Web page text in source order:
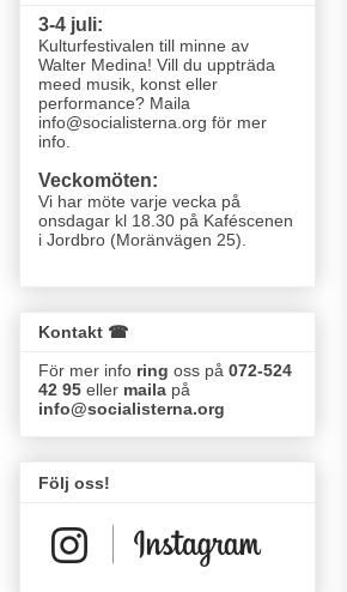
3-4 juli:
Kulturfestivalen till minne av
Walter Medina! Vill du uppträda
meed musik, konst eller
performance? Maila
info@socialisterna.org för mer
info.
Veckomöten:
Vi har möte varje vecka på
onsdagar kl 18.30 på Kaféscenen
i Jordbro (Moränvägen 25)
Kontakt ☎
För mer info ring oss på 072-524
42 95 eller maila på
info@socialisterna.org
Följ oss!